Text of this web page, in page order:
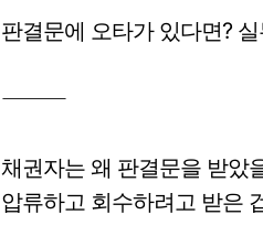
판결문에 오타가 있다면?
⸻
채권자는 왜 판결문을 받았
압류하고 회수하려고 받은